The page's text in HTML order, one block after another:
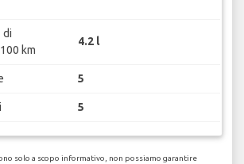
di
km
4.2 l
5
5
solo a scopo informativo, non possiamo garantire